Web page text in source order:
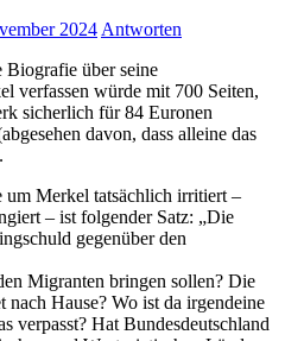
2024 Antworten
Biografie über seine
verfassen würde mit 700 Seiten,
sicherlich für 84 Euronen
davon, dass alleine das
um Merkel tatsächlich irritiert –
– ist folgender Satz: „Die
gegenüber den
Migranten bringen sollen? Die
Hause? Wo ist da irgendeine
verpasst? Hat Bundesdeutschland